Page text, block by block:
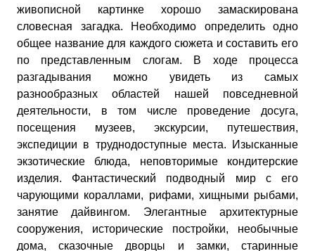
живописной картинке хорошо замаскирована
словесная загадка. Необходимо определить одно
общее название для каждого сюжета и составить его
по представленным слогам. В ходе процесса
разгадывания можно увидеть из самых
разнообразных областей нашей повседневной
деятельности, в том числе проведение досуга,
посещения музеев, экскурсии, путешествия,
экспедиции в труднодоступные места. Изысканные
экзотические блюда, неповторимые кондитерские
изделия. Фантастический подводный мир с его
чарующими кораллами, рифами, хищными рыбами,
занятие дайвингом. Элегантные архитектурные
сооружения, исторические постройки, необычные
дома, сказочные дворцы и замки, старинные